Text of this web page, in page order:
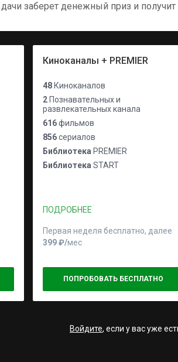
заберет денежный приз и
Киноканалы + PREMIER
48 Киноканалов
2 Познавательных и
развлекательных канала
616фильмов
856сериалов
Библиотека PREMIER
Библиотека START
ПОДРОБНЕЕ
Первая неделя бесплатно, далее
399 ₽⁠/⁠мес
ПОПРОБОВАТЬ БЕСПЛАТНО
Войдите, если у вас уже